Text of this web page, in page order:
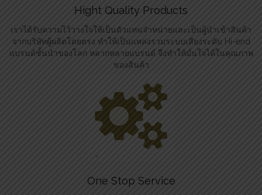
Hight Quality Products
เราได้รับความไว้วางใจให้เป็นตัวแทนจำหน่ายและเป็นผู้นำเข้าสินค้า
จากบริษัทผู้ผลิตโดยตรง ทำให้เป็นแหล่งรวมระบบเสียงระดับ Hi-end
แบรนด์ชั้นนำของโลก หลากหลายแบรนด์ จึงทำให้มั่นใจได้ในคุณภาพ
ของสินค้า
One Stop Service